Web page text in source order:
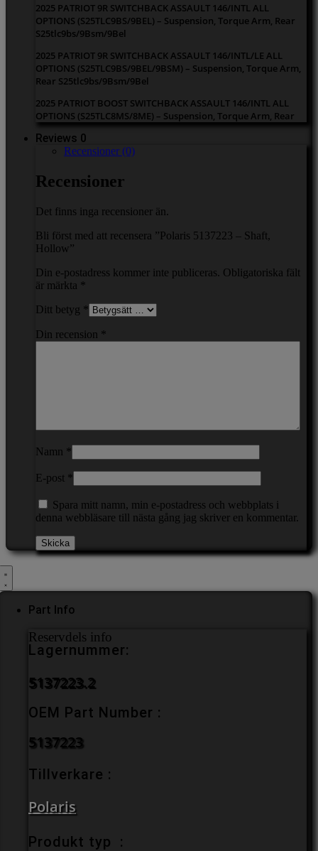
2025 PATRIOT 9R SWITCHBACK ASSAULT 146/INTL ALL
OPTIONS (S25TLC9BS/9BEL) – Suspension, Torque Arm, Rear
S25tlc9bs/9Bsm/9Bel
2025 PATRIOT 9R SWITCHBACK ASSAULT 146/INTL/LE ALL
OPTIONS (S25TLC9BS/9BEL/9BSM) – Suspension, Torque Arm,
Rear S25tlc9bs/9Bsm/9Bel
2025 PATRIOT BOOST SWITCHBACK ASSAULT 146/INTL ALL
OPTIONS (S25TLC8MS/8ME) – Suspension, Torque Arm, Rear
Reviews 0
Recensioner (0)
Recensioner
Det finns inga recensioner än.
Bli först med att recensera ”Polaris 5137223 – Shaft,
Hollow”
Din e-postadress kommer inte publiceras. Obligatoriska fält
är märkta *
Ditt betyg *
Din recension *
Namn *
E-post *
Spara mitt namn, min e-postadress och webbplats i
denna webbläsare till nästa gång jag skriver en kommentar.
Part Info
Reservdels info
Lagernummer:
5137223.2
OEM Part Number :
5137223
Tillverkare :
Polaris
Produkt typ :